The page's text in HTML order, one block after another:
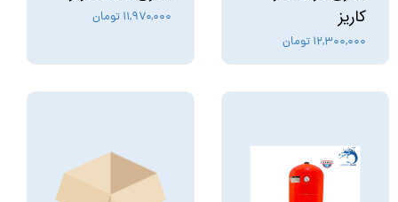
کاریز
۱۲,۳۰۰,۰۰۰ تومان
۱۱,۹۷۰,۰۰۰ تومان